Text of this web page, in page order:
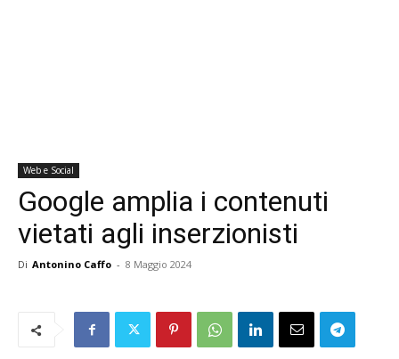
Web e Social
Google amplia i contenuti
vietati agli inserzionisti
Di Antonino Caffo - 8 Maggio 2024